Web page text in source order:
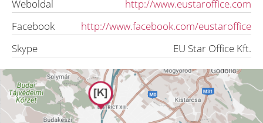
Weboldal
http://www.eustaroffice.com
Facebook
http://www.facebook.com/eustaroffice
Skype
EU Star Office Kft.